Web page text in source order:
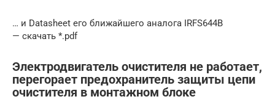
… и Datasheet его ближайшего аналога IRFS644B
— скачать *.pdf
Электродвигатель очистителя не работает,
перегорает предохранитель защиты цепи
очистителя в монтажном блоке